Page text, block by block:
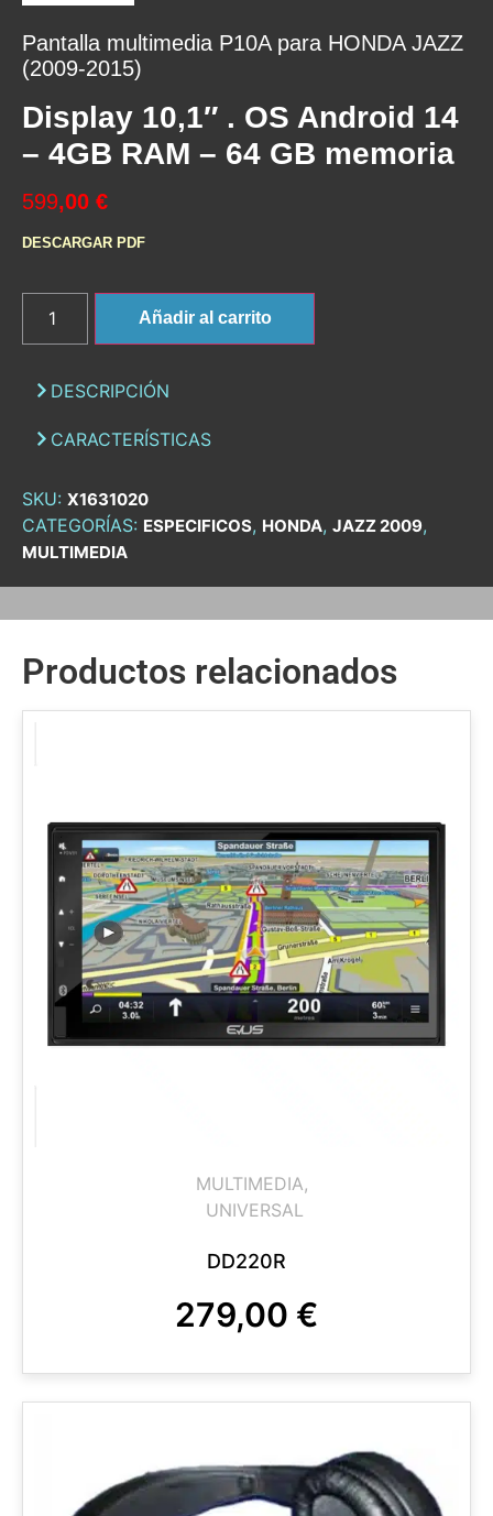
Pantalla multimedia P10A para HONDA JAZZ
(2009-2015)
Display 10,1″ . OS Android 14
– 4GB RAM – 64 GB memoria
599,00 €
DESCARGAR PDF
Añadir al carrito
DESCRIPCIÓN
CARACTERÍSTICAS
SKU: X1631020
CATEGORÍAS: ESPECIFICOS, HONDA, JAZZ 2009,
MULTIMEDIA
Productos relacionados
MULTIMEDIA,
UNIVERSAL
DD220R
279,00 €